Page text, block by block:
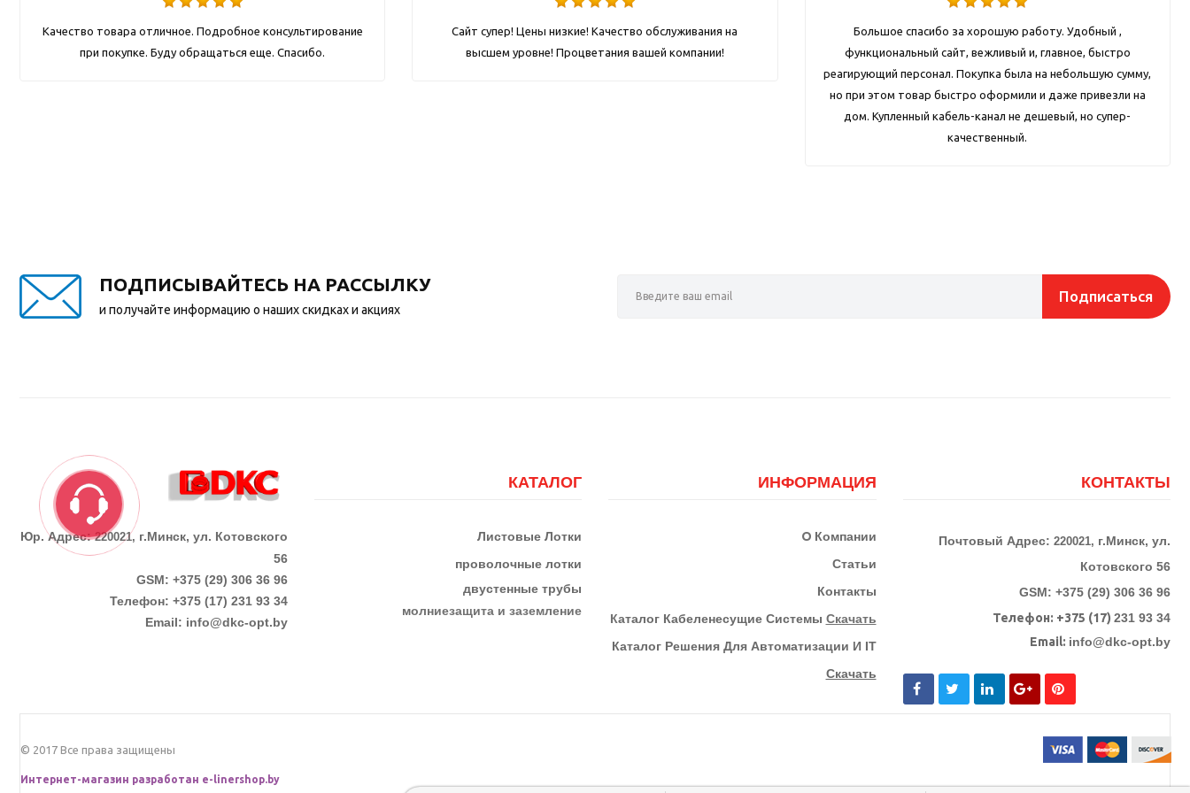
Качество товара отличное. Подробное консультирование
при покупке. Буду обращаться еще. Спасибо.
Сайт супер! Цены низкие! Качество обслуживания на
высшем уровне! Процветания вашей компании!
Большое спасибо за хорошую работу. Удобный ,
функциональный сайт, вежливый и, главное, быстро
реагирующий персонал. Покупка была на небольшую сумму,
но при этом товар быстро оформили и даже привезли на
дом. Купленный кабель-канал не дешевый, но супер-
качественный.
ПОДПИСЫВАЙТЕСЬ НА РАССЫЛКУ
и получайте информацию о наших скидках и акциях
Подписаться
Юр. Адрес:220021, г.Минск, ул. Котовского
56
GSM: +375 (29) 306 36 96
Телефон: +375 (17) 231 93 34
Email: info@dkc-opt.by
КАТАЛОГ
Листовые Лотки
проволочные лотки
двустенные трубы
молниезащита и заземление
ИНФОРМАЦИЯ
О Компании
Статьи
Контакты
КАталог Кабеленесущие Системы Скачать
Каталог Решения Для Автоматизации И IT
Скачать
КОНТАКТЫ
Почтовый Адрес: 220021, г.Минск, ул.
Котовского 56
GSM: +375 (29) 306 36 96
Телефон: +375 (17) 231 93 34
Email: info@dkc-opt.by
© 2017 Все права защищены
Интернет-магазин разработан e-linershop.by